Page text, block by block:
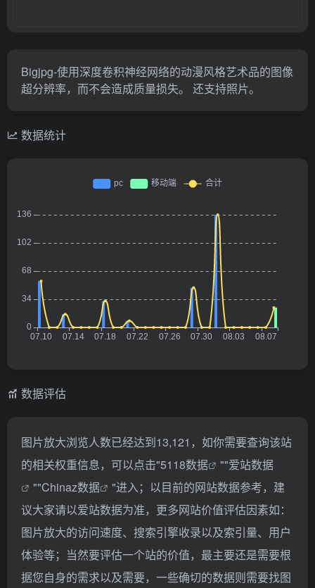
Bigjpg-使用深度卷积神经网络的动漫风格艺术品的图像
超分辨率，而不会造成质量损失。 还支持照片。
数据统计
数据评估
图片放大浏览人数已经达到13,121，如你需要查询该站
的相关权重信息，可以点击"5118数据 ""爱站数据
""Chinaz数据
"进入；以目前的网站数据参考，建
议大家请以爱站数据为准，更多网站价值评估因素如：
图片放大的访问速度、搜索引擎收录以及索引量、用户
体验等；当然要评估一个站的价值，最主要还是需要根
据您自身的需求以及需要，一些确切的数据则需要找图